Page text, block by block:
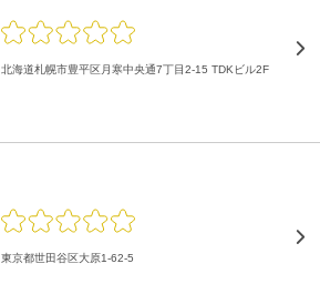
北海道札幌市豊平区月寒中央通7丁目2-15 TDKビル2F
東京都世田谷区大原1-62-5